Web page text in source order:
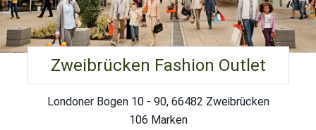
Zweibrücken Fashion Outlet
Londoner Bogen 10 - 90, 66482 Zweibrücken
106 Marken